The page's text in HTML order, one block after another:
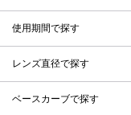
使用期間で探す
レンズ直径で探す
ベースカーブで探す